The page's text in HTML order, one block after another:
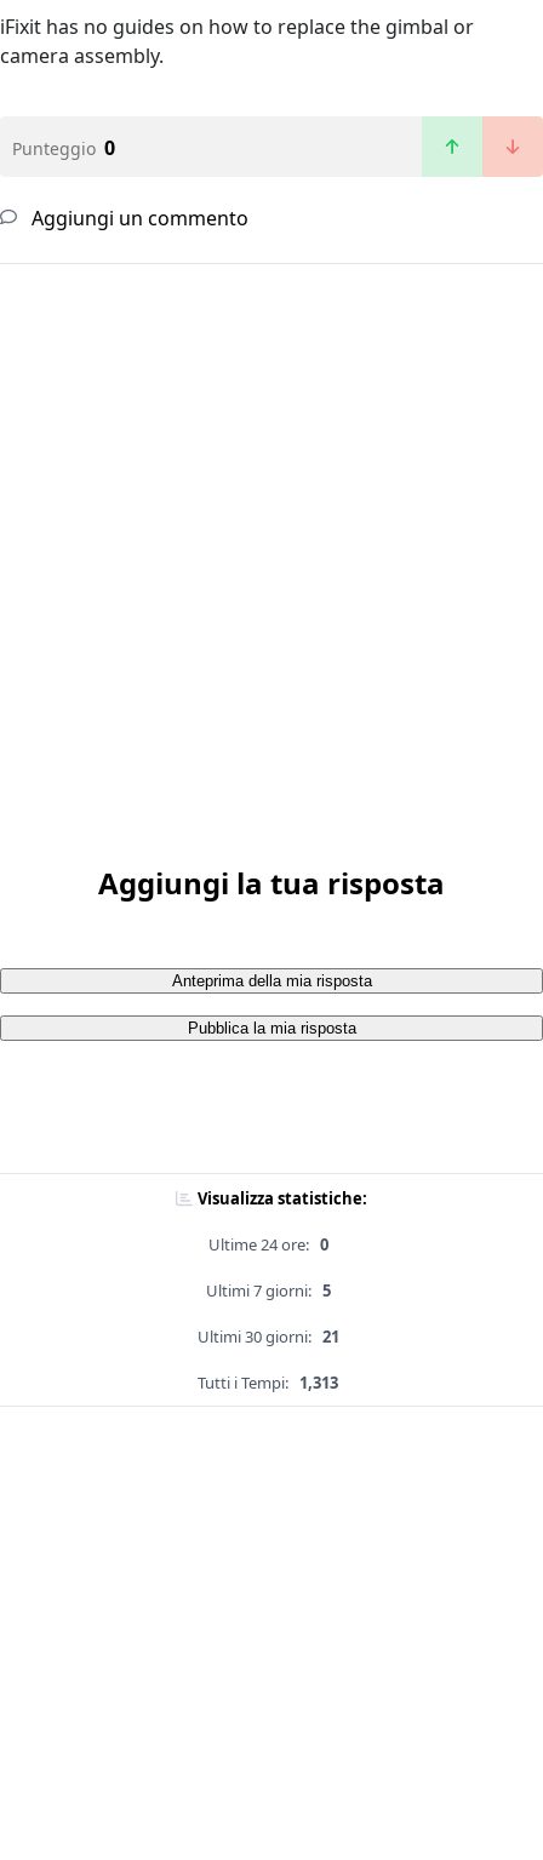
iFixit has no guides on how to replace the gimbal or
camera assembly.
Punteggio 0
Aggiungi un commento
Aggiungi la tua risposta
Anteprima della mia risposta
Pubblica la mia risposta
Visualizza statistiche:
Ultime 24 ore: 0
Ultimi 7 giorni: 5
Ultimi 30 giorni: 21
Tutti i Tempi: 1,313